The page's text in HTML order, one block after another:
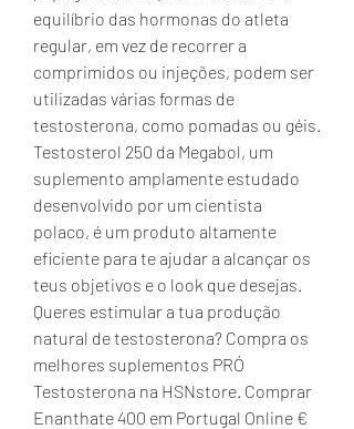
equilíbrio das hormonas do atleta
regular, em vez de recorrer a
comprimidos ou injeções, podem ser
utilizadas várias formas de
testosterona, como pomadas ou géis.
Testosterol 250 da Megabol, um
suplemento amplamente estudado
desenvolvido por um cientista
polaco, é um produto altamente
eficiente para te ajudar a alcançar os
teus objetivos e o look que desejas.
Queres estimular a tua produção
natural de testosterona? Compra os
melhores suplementos PRÓ
Testosterona na HSNstore. Comprar
Enanthate 400 em Portugal Online €